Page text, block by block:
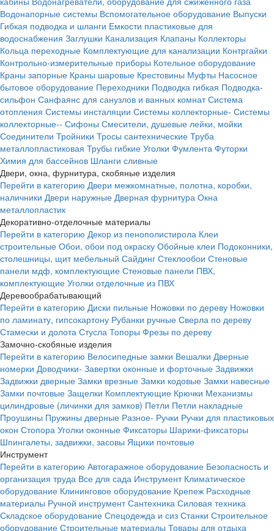
Водонапорные системы Вспомогательное оборудование Выпуски
Гибкая подводка и шланги Емкости пластиковые для
водоснабжения Заглушки Канализация Клапаны Коллекторы
Кольца переходные Комплектующие для канализации Контргайки
Контрольно-измерительные приборы Котельное оборудование
Краны запорные Краны шаровые Крестовины Муфты Насосное
бытовое оборудование Переходники Подводка гибкая Подводка-
сильфон Санфаянс для санузлов и ванных комнат Система
отопления Системы инсталяции Системы коллекторные- Системы
коллекторные-- Сифоны Смесители, душевые лейки, мойки
Соединители Тройники Тросы сантехнические Труба
металлопластиковая Трубы гибкие Уголки Фумлента Футорки
Химия для бассейнов Шланги сливные
Двери, окна, фурнитура, скобяные изделия
Перейти в категорию Двери межкомнатные, полотна, коробки,
наличники Двери наружные Дверная фурнитура Окна
металлопластик
Декоративно-отделочные материалы
Перейти в категорию Декор из пенополистирола Клеи
строительные Обои, обои под окраску Обойные клеи Подоконники,
столешницы, щит мебельный Сайдинг Стеклообои Стеновые
панели мдф, комплектующие Стеновые панели ПВХ,
комплектующие Уголки отделочные из ПВХ
Деревообрабатывающий
Перейти в категорию Диски пильные Ножовки по дереву Ножовки
по ламинату, гипсокартону Рубанки ручные Сверла по дереву
Стамески и долота Стусла Топоры Фрезы по дереву
Замочно-скобяные изделия
Перейти в категорию Велосипедные замки Вешалки Дверные
номерки Доводчики- Завертки оконные и форточные Задвижки
Задвижки дверные Замки врезные Замки кодовые Замки навесные
Замки почтовые Защелки Комплектующие Крючки Механизмы
цилиндровые (личинки для замков) Петли Петли накладные
Проушины Пружины дверные Разное- Ручки Ручки для пластиковых
окон Стопора Уголки оконные Фиксаторы Шарики-фиксаторы
Шпингалеты, задвижки, засовы Ящики почтовые
Инструмент
Перейти в категорию Автогаражное оборудование Безопасность и
организация труда Все для сада Инструмент Климатическое
оборудование Клининговое оборудование Крепеж Расходные
материалы Ручной инструмент Сантехника Силовая техника
Складское оборудование Спецодежда и сиз Станки Строительное
оборудование Строительные материалы Товары для отдыха